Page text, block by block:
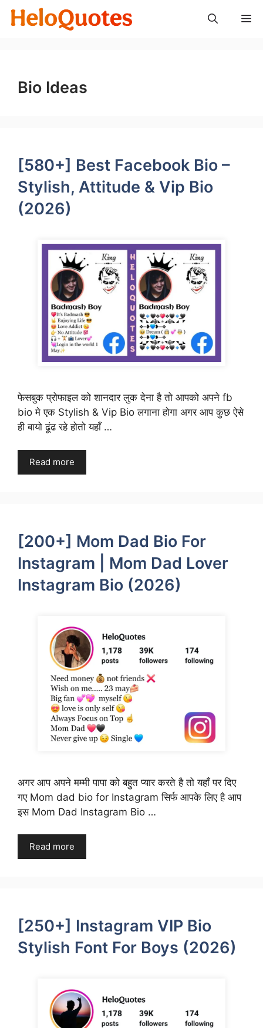
Skip
Bio Ideas
[580+] Best Facebook Bio –
Stylish, Attitude & Vip Bio
(2026)
फेसबुक प्रोफाइल को शानदार लुक देना है तो आपको अपने fb
bio मे एक Stylish & Vip Bio लगाना होगा अगर आप कुछ ऐसे
ही बायो ढूंढ रहे होतो यहाँ …
Read more
[200+] Mom Dad Bio For
Instagram | Mom Dad Lover
Instagram Bio (2026)
अगर आप अपने मम्मी पापा को बहुत प्यार करते है तो यहाँ पर दिए
गए Mom dad bio for Instagram सिर्फ आपके लिए है आप
इस Mom Dad Instagram Bio …
Read more
[250+] Instagram VIP Bio
Stylish Font For Boys (2026)